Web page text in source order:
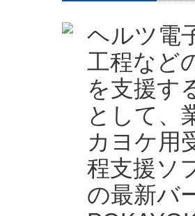
ヘルツ電
工程など
を支援す
として、
カヨケ用
程支援ソ
の最新バ